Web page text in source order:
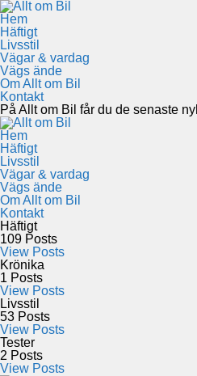
Hem
Häftigt
Livsstil
Vägar & vardag
Vägs ände
Om Allt om Bil
Kontakt
På Allt om Bil får du de senaste
Hem
Häftigt
Livsstil
Vägar & vardag
Vägs ände
Om Allt om Bil
Kontakt
Häftigt
109 Posts
View Posts
Krönika
1 Posts
View Posts
Livsstil
53 Posts
View Posts
Tester
2 Posts
View Posts